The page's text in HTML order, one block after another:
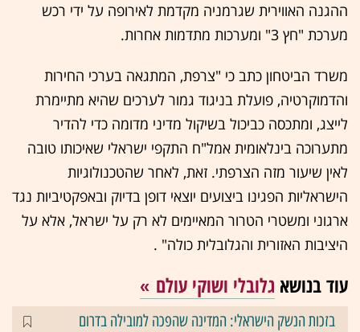
ההגנה האווירית שגרמניה מקדמת לאירופה על ידי רכש
מערכת "חץ 3" ומערכות מתדמות אחרות.
משרד הביטחון כתב כי "צרפת, המתגאה בערכי החירות
והדמוקרטיה, פועלת בניגוד גמור לערכים שהיא מתיימרת
לייצג, ומתכסה כביכול בשיקול מדיני מדומה כדי להדיר
מתערוכה בינלאומית אמל"ח התקפי ישראלי שאיכותו טובה
לאין שיעור מזה הצרפתי. זאת, לאחר שהטכנולוגיות
הישראליות הפגינו ביצועים יוצאי דופן בדיוק ובאפקטיביות נגד
ארגוני ומשטרי הטרור המאיימים לא רק על ישראל, אלא על
היציבות האזורית והגלובלית כולה" .
עוד בנושא גלובלי ושוקי עולם
בזכות הנשק הישראלי: המדינה שהפכה למובילה בדרום